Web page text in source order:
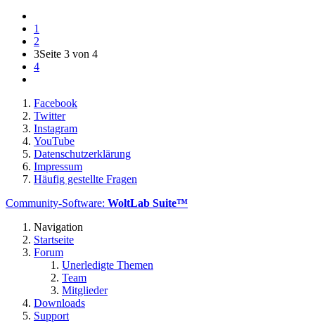
1
2
3Seite 3 von 4
4
Facebook
Twitter
Instagram
YouTube
Datenschutzerklärung
Impressum
Häufig gestellte Fragen
Community-Software: WoltLab Suite™
Navigation
Startseite
Forum
Unerledigte Themen
Team
Mitglieder
Downloads
Support